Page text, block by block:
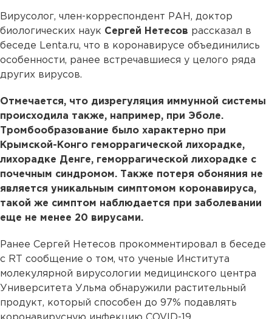
Вирусолог, член-корреспондент РАН, доктор
биологических наук Сергей Нетесов рассказал в
беседе Lenta.ru, что в коронавирусе объединились
особенности, ранее встречавшиеся у целого ряда
других вирусов.
Отмечается, что дизрегуляция иммунной системы
происходила также, например, при Эболе.
Тромбообразование было характерно при
Крымской-Конго геморрагической лихорадке,
лихорадке Денге, геморрагической лихорадке с
почечным синдромом. Также потеря обоняния не
является уникальным симптомом коронавируса,
такой же симптом наблюдается при заболевании
еще не менее 20 вирусами.
Ранее Сергей Нетесов прокомментировал в беседе
с RT сообщение о том, что ученые Института
молекулярной вирусологии медицинского центра
Университета Ульма обнаружили растительный
продукт, который способен до 97% подавлять